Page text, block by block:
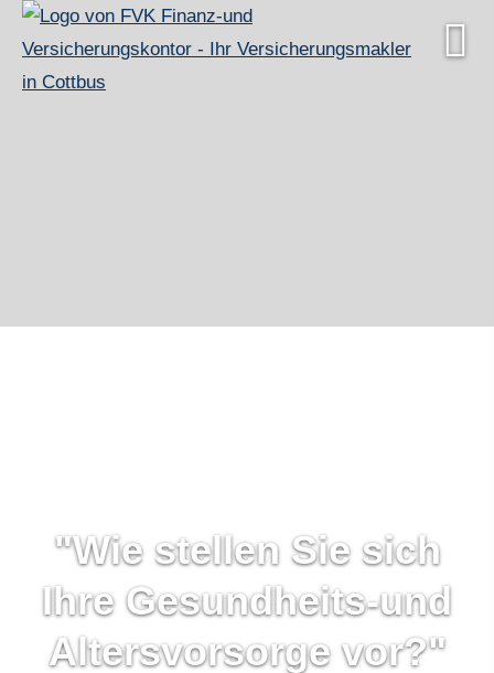
"Wie stellen Sie sich
Ihre Gesundheits-und
Alters­vorsorge vor?"